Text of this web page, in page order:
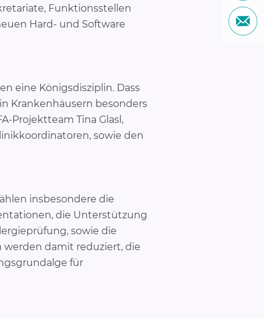
Funktionsstellen
Hard- und Software
eine Königsdisziplin. Dass
Krankenhäusern besonders
Projektteam Tina Glasl,
sowie den
insbesondere die
die Unterstützung
sowie die
damit reduziert, die
für